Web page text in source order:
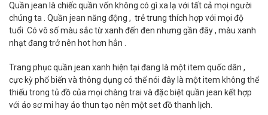
Quần jean là chiếc quần vốn không có gì xa lạ với tất cả mọi người
chúng ta . Quần jean năng động , trẻ trung thích hợp với mọi độ
tuổi .Có vô số màu sắc từ xanh đến đen nhưng gần đây , màu xanh
nhạt đang trở nên hot hơn hẳn .
Trang phục quần jean xanh hiện tại đang là một item quốc dân ,
cực kỳ phổ biến và thông dụng có thể nói đây là một item không thể
thiếu trong tủ đồ của mọi chàng trai và đặc biệt quần jean kết hợp
với áo sơ mi hay áo thun tạo nên một set đồ thanh lịch.